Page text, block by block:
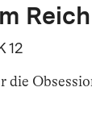
12